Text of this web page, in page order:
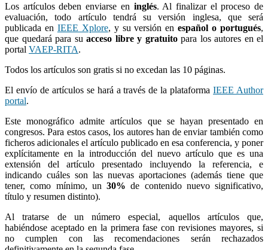
Los artículos deben enviarse en inglés. Al finalizar el proceso de
evaluación, todo artículo tendrá su versión inglesa, que será
publicada en IEEE Xplore, y su versión enespañol o portugués,
que quedará para su acceso libre y gratuitopara los autores en el
portal VAEP-RITA.
Todos los artículos son gratis si no excedan las 10 páginas.
El envío de artículos se hará a través de la plataformaIEEE Author
portal.
Este monográfico admite artículos que se hayan presentado en
congresos. Para estos casos, los autores han de enviar también como
ficheros adicionales el artículo publicado en esa conferencia, y poner
explícitamente en la introducción del nuevo artículo que es una
extensión del artículo presentado incluyendo la referencia, e
indicando cuáles son las nuevas aportaciones (además tiene que
tener, como mínimo, un 30% de contenido nuevo significativo,
título y resumen distinto).
Al tratarse de un número especial, aquellos artículos que,
habiéndose aceptado en la primera fase con revisiones mayores, si
no cumplen con las recomendaciones serán rechazados